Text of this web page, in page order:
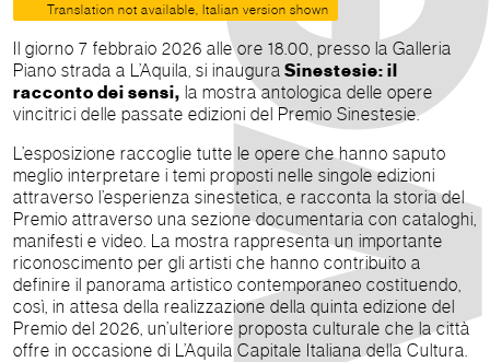
Translation not available, Italian version shown
Il giorno 7 febbraio 2026 alle ore 18.00, presso la Galleria
Piano strada a L’Aquila, si inaugura Sinestesie: il
racconto dei sensi, la mostra antologica delle opere
vincitrici delle passate edizioni del Premio Sinestesie.
L’esposizione raccoglie tutte le opere che hanno saputo
meglio interpretare i temi proposti nelle singole edizioni
attraverso l’esperienza sinestetica, e racconta la storia del
Premio attraverso una sezione documentaria con cataloghi,
manifesti e video. La mostra rappresenta un importante
riconoscimento per gli artisti che hanno contribuito a
definire il panorama artistico contemporaneo costituendo,
così, in attesa della realizzazione della quinta edizione del
Premio del 2026, un’ulteriore proposta culturale che la città
offre in occasione di L’Aquila Capitale Italiana della Cultura.